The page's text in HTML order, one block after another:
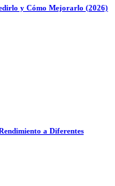
y Cómo Mejorarlo (2026)
a Diferentes